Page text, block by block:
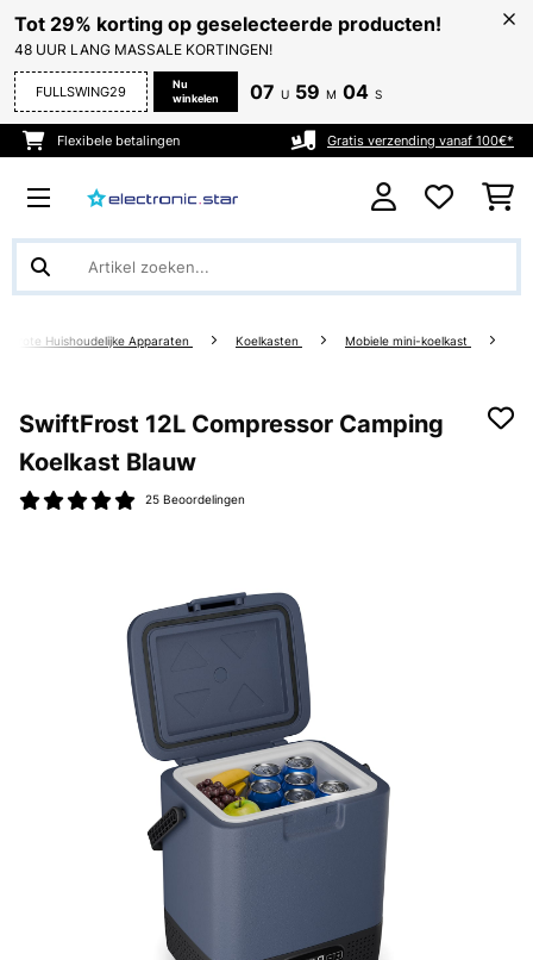
Tot 29% korting op geselecteerde producten!
48 UUR LANG MASSALE KORTINGEN!
FULLSWING29
Nu
winkelen
07 U 59 M 03 S
Flexibele betalingen Gratis verzending vanaf 100€*
Grote Huishoudelijke Apparaten Koelkasten Mobiele mini-koelkast
SwiftFrost 12L Compressor Camping
Koelkast Blauw
25 Beoordelingen